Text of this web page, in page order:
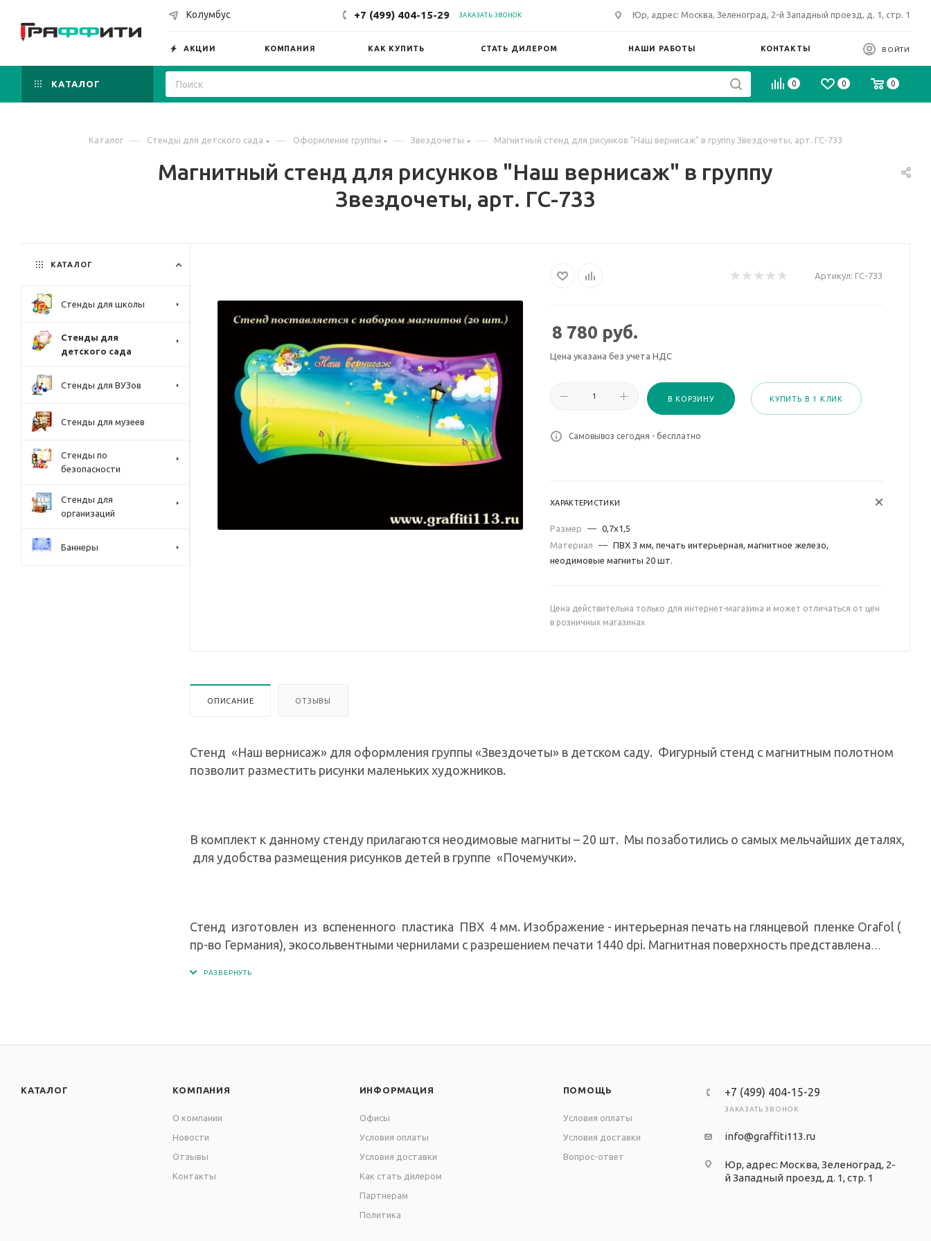
Колумбус +7 (499) 404-15-29 ЗАКАЗАТЬ ЗВОНОК Юр, адрес: Москва, Зеленоград, 2-й Западный проезд, д. 1, стр. 1
АКЦИИ КОМПАНИЯ КАК КУПИТЬ СТАТЬ ДИЛЕРОМ НАШИ РАБОТЫ КОНТАКТЫ ВОЙТИ
КАТАЛОГ 0 0 0
Каталог — Стенды для детского сада — Оформление группы — Звездочеты — Магнитный стенд для рисунков "Наш вернисаж" в группу Звездочеты, арт. ГС-733
Магнитный стенд для рисунков "Наш вернисаж" в группу
Звездочеты, арт. ГС-733
Артикул: ГС-733
8 780 руб.
Цена указана без учета НДС
В КОРЗИНУ КУПИТЬ В 1 КЛИК
Самовывоз сегодня - бесплатно
ХАРАКТЕРИСТИКИ
Размер — 0,7х1,5
Материал
— ПВХ 3 мм, печать интерьерная, магнитное железо,
неодимовые магниты 20 шт.
Цена действительна только для интернет-магазина и может отличаться от цен
в розничных магазинах
ОПИСАНИЕ ОТЗЫВЫ
Стенд «Наш вернисаж» для оформления группы «Звездочеты» в детском саду. Фигурный стенд с магнитным полотном
позволит разместить рисунки маленьких художников.
В комплект к данному стенду прилагаются неодимовые магниты – 20 шт. Мы позаботились о самых мельчайших деталях,
для удобства размещения рисунков детей в группе «Почемучки».
Стенд изготовлен из вспененного пластика ПВХ 4 мм. Изображение - интерьерная печать на глянцевой пленке Orafol (
пр-во Германия), экосольвентными чернилами с разрешением печати 1440 dpi. Магнитная поверхность представлена
КАТАЛОГ
Стенды для школы
Стенды для
детского сада
Стенды для ВУЗов
Стенды для музеев
Стенды по
безопасности
Стенды для
организаций
Баннеры
КАТАЛОГ КОМПАНИЯ
О компании
Новости
Отзывы
Контакты
ИНФОРМАЦИЯ
Офисы
Условия оплаты
Условия доставки
Как стать дилером
Партнерам
Политика
ПОМОЩЬ
Условия оплаты
Условия доставки
Вопрос-ответ
+7 (499) 404-15-29
ЗАКАЗАТЬ ЗВОНОК
info@graffiti113.ru
Юр, адрес: Москва, Зеленоград, 2-
й Западный проезд, д. 1, стр. 1